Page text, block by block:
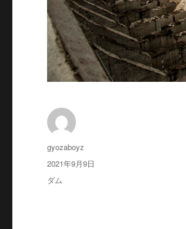
投
稿
gyozaboyz
投
稿
日:
2021年9月9日
カ
ダム